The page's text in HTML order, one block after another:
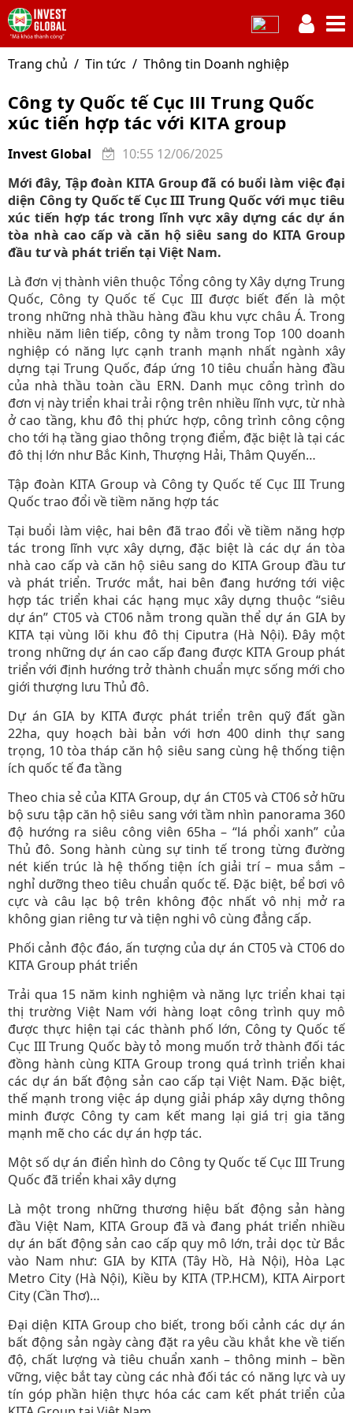
Trang chủ Tin tức Thông tin Doanh nghiệp
Công ty Quốc tế Cục III Trung Quốc
xúc tiến hợp tác với KITA group
Invest Global
10:55 12/06/2025
Mới đây, Tập đoàn KITA Group đã có buổi làm việc đại
diện Công ty Quốc tế Cục III Trung Quốc với mục tiêu
xúc tiến hợp tác trong lĩnh vực xây dựng các dự án
tòa nhà cao cấp và căn hộ siêu sang do KITA Group
đầu tư và phát triển tại Việt Nam.
Là đơn vị thành viên thuộc Tổng công ty Xây dựng Trung
Quốc, Công ty Quốc tế Cục III được biết đến là một
trong những nhà thầu hàng đầu khu vực châu Á. Trong
nhiều năm liên tiếp, công ty nằm trong Top 100 doanh
nghiệp có năng lực cạnh tranh mạnh nhất ngành xây
dựng tại Trung Quốc, đáp ứng 10 tiêu chuẩn hàng đầu
của nhà thầu toàn cầu ERN. Danh mục công trình do
đơn vị này triển khai trải rộng trên nhiều lĩnh vực, từ nhà
ở cao tầng, khu đô thị phức hợp, công trình công cộng
cho tới hạ tầng giao thông trọng điểm, đặc biệt là tại các
đô thị lớn như Bắc Kinh, Thượng Hải, Thâm Quyến…
Tập đoàn KITA Group và Công ty Quốc tế Cục III Trung
Quốc trao đổi về tiềm năng hợp tác
Tại buổi làm việc, hai bên đã trao đổi về tiềm năng hợp
tác trong lĩnh vực xây dựng, đặc biệt là các dự án tòa
nhà cao cấp và căn hộ siêu sang do KITA Group đầu tư
và phát triển. Trước mắt, hai bên đang hướng tới việc
hợp tác triển khai các hạng mục xây dựng thuộc “siêu
dự án” CT05 và CT06 nằm trong quần thể dự án GIA by
KITA tại vùng lõi khu đô thị Ciputra (Hà Nội). Đây một
trong những dự án cao cấp đang được KITA Group phát
triển với định hướng trở thành chuẩn mực sống mới cho
giới thượng lưu Thủ đô.
Dự án GIA by KITA được phát triển trên quỹ đất gần
22ha, quy hoạch bài bản với hơn 400 dinh thự sang
trọng, 10 tòa tháp căn hộ siêu sang cùng hệ thống tiện
ích quốc tế đa tầng
Theo chia sẻ của KITA Group, dự án CT05 và CT06 sở hữu
bộ sưu tập căn hộ siêu sang với tầm nhìn panorama 360
độ hướng ra siêu công viên 65ha – “lá phổi xanh” của
Thủ đô. Song hành cùng sự tinh tế trong từng đường
nét kiến trúc là hệ thống tiện ích giải trí – mua sắm –
nghỉ dưỡng theo tiêu chuẩn quốc tế. Đặc biệt, bể bơi vô
cực và câu lạc bộ trên không độc nhất vô nhị mở ra
không gian riêng tư và tiện nghi vô cùng đẳng cấp.
Phối cảnh độc đáo, ấn tượng của dự án CT05 và CT06 do
KITA Group phát triển
Trải qua 15 năm kinh nghiệm và năng lực triển khai tại
thị trường Việt Nam với hàng loạt công trình quy mô
được thực hiện tại các thành phố lớn, Công ty Quốc tế
Cục III Trung Quốc bày tỏ mong muốn trở thành đối tác
đồng hành cùng KITA Group trong quá trình triển khai
các dự án bất động sản cao cấp tại Việt Nam. Đặc biệt,
thế mạnh trong việc áp dụng giải pháp xây dựng thông
minh được Công ty cam kết mang lại giá trị gia tăng
mạnh mẽ cho các dự án hợp tác.
Một số dự án điển hình do Công ty Quốc tế Cục III Trung
Quốc đã triển khai xây dựng
Là một trong những thương hiệu bất động sản hàng
đầu Việt Nam, KITA Group đã và đang phát triển nhiều
dự án bất động sản cao cấp quy mô lớn, trải dọc từ Bắc
vào Nam như: GIA by KITA (Tây Hồ, Hà Nội), Hòa Lạc
Metro City (Hà Nội), Kiều by KITA (TP.HCM), KITA Airport
City (Cần Thơ)…
Đại diện KITA Group cho biết, trong bối cảnh các dự án
bất động sản ngày càng đặt ra yêu cầu khắt khe về tiến
độ, chất lượng và tiêu chuẩn xanh – thông minh – bền
vững, việc bắt tay cùng các nhà đối tác có năng lực và uy
tín góp phần hiện thực hóa các cam kết phát triển của